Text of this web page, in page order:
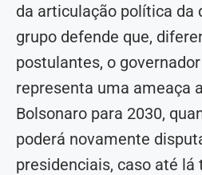
da articulação política da
grupo defende que,
postulantes, o
representa uma ameaça
Bolsonaro para 2030,
poderá novamente
presidenciais, caso até lá